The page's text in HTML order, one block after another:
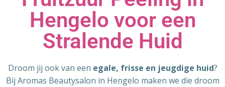
Hengelo voor een
Stralende Huid
Droom jij ook van een egale, frisse en jeugdige huid?
Bij Aromas Beautysalon in Hengelo maken we die droom